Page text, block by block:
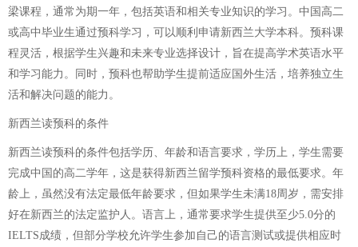
梁课程，通常为期一年，包括英语和相关专业知识的学习。中国高二
或高中毕业生通过预科学习，可以顺利申请新西兰大学本科。预科课
程灵活，根据学生兴趣和未来专业选择设计，旨在提高学术英语水平
和学习能力。同时，预科也帮助学生提前适应国外生活，培养独立生
活和解决问题的能力。
新西兰读预科的条件
新西兰读预科的条件包括学历、年龄和语言要求，学历上，学生需要
完成中国的高二学年，这是获得新西兰留学预科资格的最低要求。年
龄上，虽然没有法定最低年龄要求，但如果学生未满18周岁，需安排
好在新西兰的法定监护人。语言上，通常要求学生提供至少5.0分的
IELTS成绩，但部分学校允许学生参加自己的语言测试或提供相应时